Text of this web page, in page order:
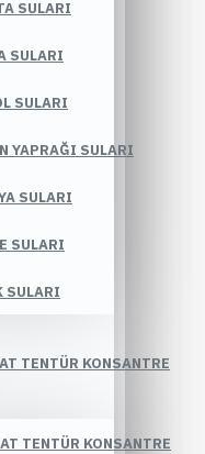
SULARI
SULARI
SULARI
YAPRAĞI SULARI
SULARI
SULARI
SULARI
TENTÜR KONSANTRE
TENTÜR KONSANTRE